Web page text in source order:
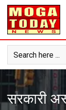
Skip
content
सरकारी